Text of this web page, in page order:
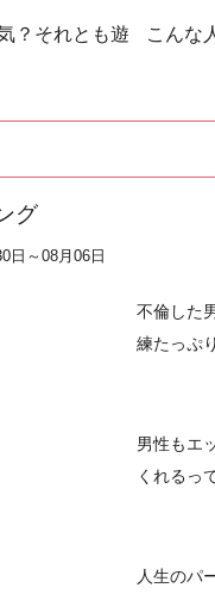
？それとも遊
こんな
グ
日～08月06日
不倫した
練たっぷり
男性もエ
くれるっ
人生のパ